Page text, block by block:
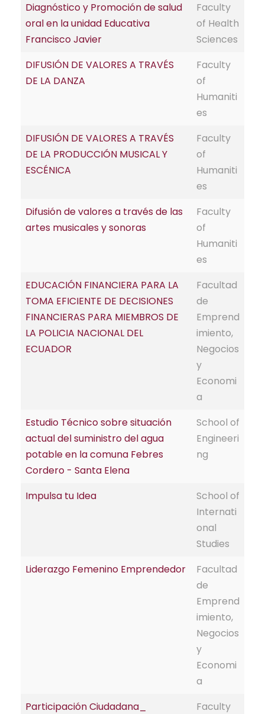
Diagnóstico y Promoción de salud
oral en la unidad Educativa
Francisco Javier
Faculty
of Health
Sciences
DIFUSIÓN DE VALORES A TRAVÉS
DE LA DANZA
Faculty
of
Humaniti
es
DIFUSIÓN DE VALORES A TRAVÉS
DE LA PRODUCCIÓN MUSICAL Y
ESCÉNICA
Faculty
of
Humaniti
es
Difusión de valores a través de las
artes musicales y sonoras
Faculty
of
Humaniti
es
EDUCACIÓN FINANCIERA PARA LA
TOMA EFICIENTE DE DECISIONES
FINANCIERAS PARA MIEMBROS DE
LA POLICIA NACIONAL DEL
ECUADOR
Facultad
de
Emprend
imiento,
Negocios
y
Economi
a
Estudio Técnico sobre situación
actual del suministro del agua
potable en la comuna Febres
Cordero - Santa Elena
School of
Engineeri
ng
Impulsa tu Idea
School of
Internati
onal
Studies
Liderazgo Femenino Emprendedor
Facultad
de
Emprend
imiento,
Negocios
y
Economi
a
Participación Ciudadana_
Faculty